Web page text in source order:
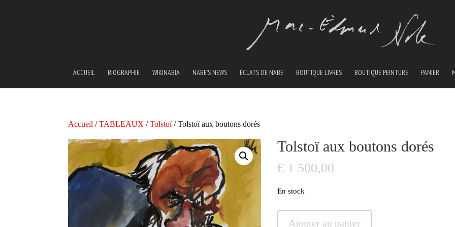
ACCUEIL BIOGRAPHIE WIKINABIA NABE’S NEWS ÉCLATS DE NABE BOUTIQUE LIVRES BOUTIQUE PEINTURE PANIER
Accueil /TABLEAUX /Tolstoï/ Tolstoï aux boutons dorés
Tolstoï aux boutons dorés
€ 1 500,00
En stock
Ajouter au panier